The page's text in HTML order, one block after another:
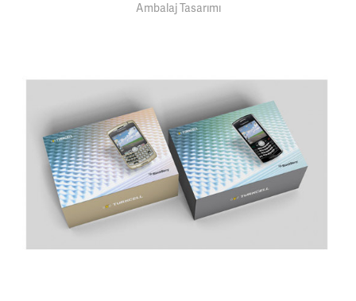
Ambalaj Tasarımı